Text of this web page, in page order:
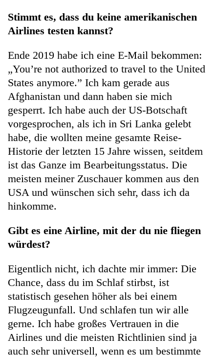
Stimmt es, dass du keine amerikanischen
Airlines testen kannst?
Ende 2019 habe ich eine E-Mail bekommen:
„You’re not authorized to travel to the United
States anymore.” Ich kam gerade aus
Afghanistan und dann haben sie mich
gesperrt. Ich habe auch der US-Botschaft
vorgesprochen, als ich in Sri Lanka gelebt
habe, die wollten meine gesamte Reise-
Historie der letzten 15 Jahre wissen, seitdem
ist das Ganze im Bearbeitungsstatus. Die
meisten meiner Zuschauer kommen aus den
USA und wünschen sich sehr, dass ich da
hinkomme.
Gibt es eine Airline, mit der du nie fliegen
würdest?
Eigentlich nicht, ich dachte mir immer: Die
Chance, dass du im Schlaf stirbst, ist
statistisch gesehen höher als bei einem
Flugzeugunfall. Und schlafen tun wir alle
gerne. Ich habe großes Vertrauen in die
Airlines und die meisten Richtlinien sind ja
auch sehr universell, wenn es um bestimmte